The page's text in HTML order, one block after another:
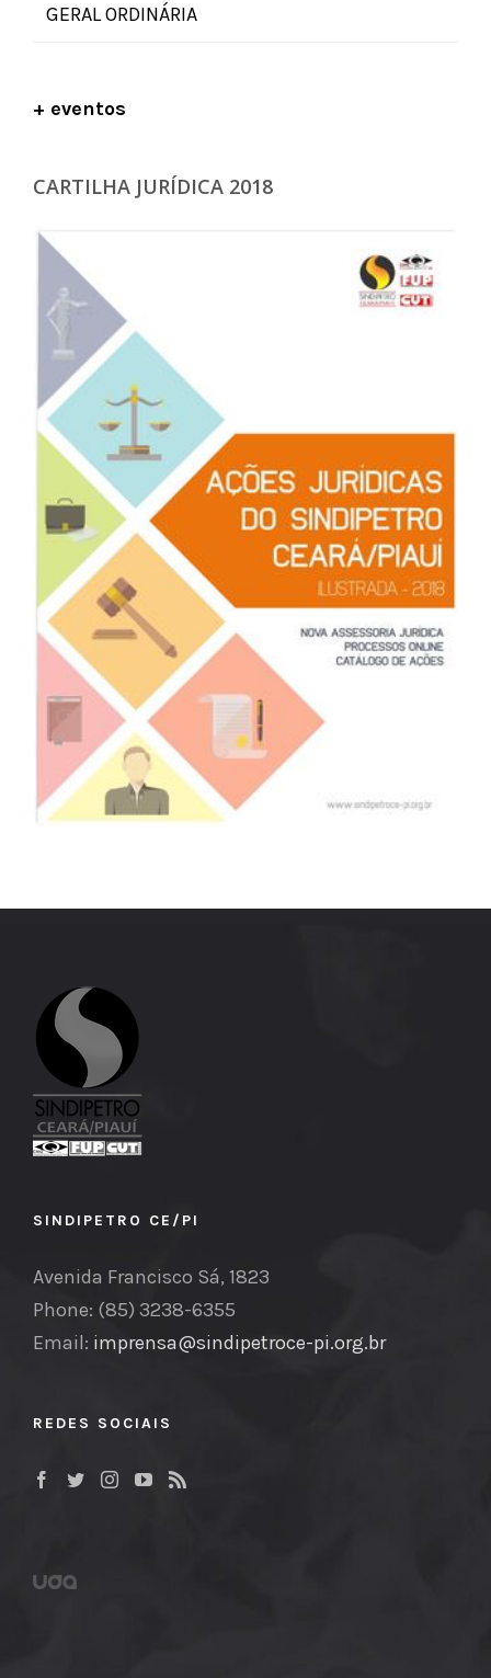
GERAL ORDINÁRIA
+ eventos
CARTILHA JURÍDICA 2018
SINDIPETRO CE/PI
Avenida Francisco Sá, 1823
Phone: (85) 3238-6355
Email: imprensa@sindipetroce-pi.org.br
REDES SOCIAIS